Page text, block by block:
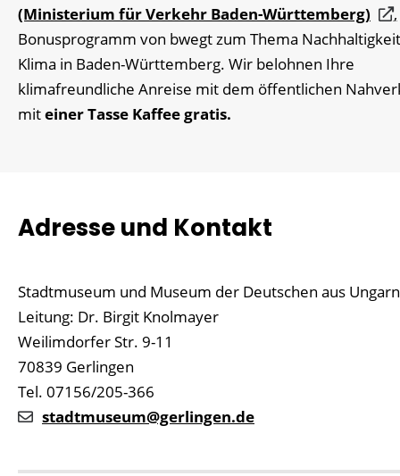
(Ministerium für Verkehr Baden-Württemberg)
,
Bonusprogramm von bwegt zum Thema
Klima in Baden-Württemberg. Wir belohnen Ihre
klimafreundliche Anreise mit dem öffentlichen
miteiner Tasse Kaffee gratis.
Adresse und Kontakt
Stadtmuseum und Museum der Deutschen aus Ungarn
Leitung: Dr. Birgit Knolmayer
Weilimdorfer Str. 9-11
70839 Gerlingen
Tel. 07156/205-366
stadtmuseum@gerlingen.de